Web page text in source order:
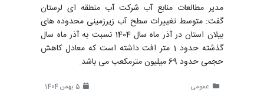
مدیر مطالعات منابع آب شرکت آب منطقه ای لرستان
گفت: متوسط تغییرات سطح آب زیرزمینی محدوده های
بیلان استان در آذر ماه سال 1404 نسبت به آذر ماه سال
گذشته حدود 1 متر افت داشته است که معادل کاهش
حجمی حدود 69 میلیون مترمکعب می باشد.
عمومی